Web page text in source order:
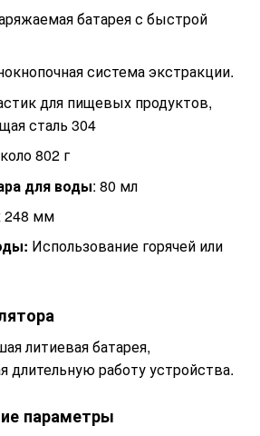
батарея с быстрой
система экстракции.
для пищевых продуктов,
сталь 304
802 г
для воды: 80 мл
248 мм
Использование горячей или
литиевая батарея,
длительную работу устройства.
параметры